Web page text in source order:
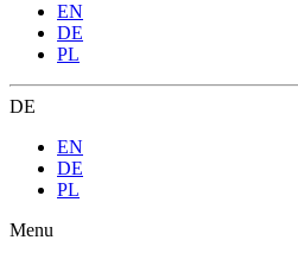
EN
DE
PL
DE
EN
DE
PL
Menu